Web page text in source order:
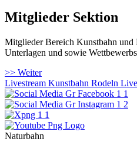
Mitglieder Sektion
Mitglieder Bereich Kunstbahn
Unterlagen und sowie
>> Weiter
Livestream Kunstbahn Rodeln
Naturbahn